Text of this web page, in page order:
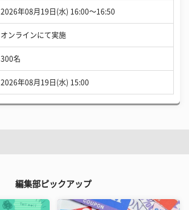
2026年08月19日(水) 16:00〜16:50
オンラインにて実施
300名
2026年08月19日(水) 15:00
編集部ピックアップ